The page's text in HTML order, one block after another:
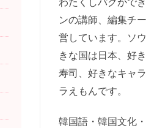
わたくしパクがで
ンの講師、編集チ
営しています。ソ
きな国は日本、好
寿司、好きなキャ
ラえもんです。
韓国語・韓国文化